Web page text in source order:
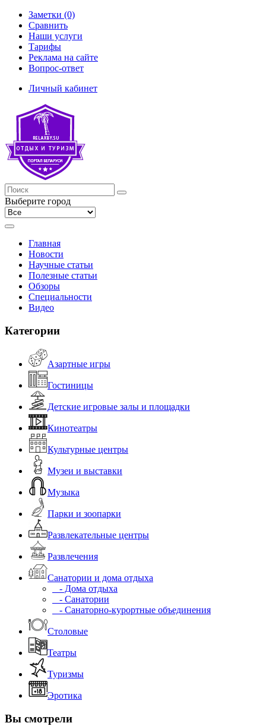
Заметки (0)
Сравнить
Наши услуги
Тарифы
Реклама на сайте
Вопрос-ответ
Личный кабинет
Выберите город
Главная
Новости
Научные статьи
Полезные статьи
Обзоры
Специальности
Видео
Категории
Азартные игры
Гостиницы
Детские игровые залы и площадки
Кинотеатры
Культурные центры
Музеи и выставки
Музыка
Парки и зоопарки
Развлекательные центры
Развлечения
Санатории и дома отдыха
- Дома отдыха
- Санатории
- Санаторно-курортные объединения
Столовые
Театры
Туризмы
Эротика
Вы смотрели